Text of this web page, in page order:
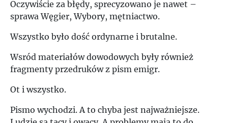
Oczywiście za błędy, sprecyzowano je nawet –
sprawa Węgier, Wybory, mętniactwo.
Wszystko było dość ordynarne i brutalne.
Wsród materiałów dowodowych były również
fragmenty przedruków z pism emigr.
Ot i wszystko.
Pismo wychodzi. A to chyba jest najważniejsze.